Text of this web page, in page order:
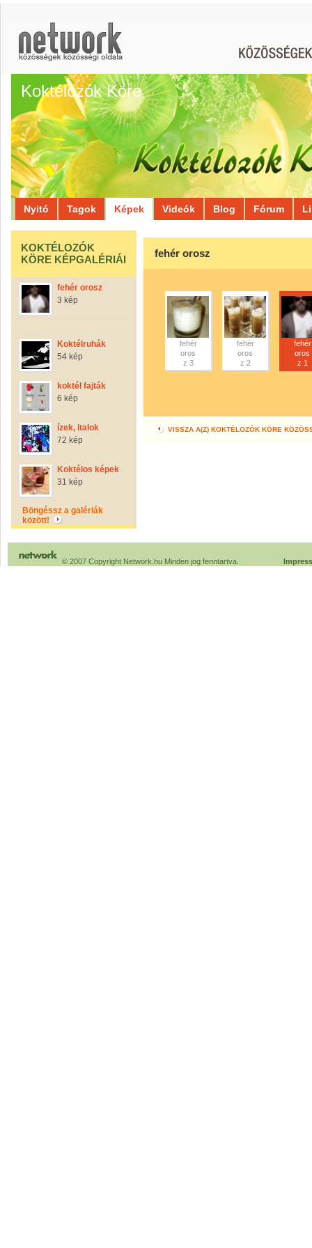
Koktélozók Köre
Nyitó Tagok Képek Videók Blog Fórum
KOKTÉLOZÓK
KÖRE KÉPGALÉRIÁI
fehér orosz
3 kép
Koktélruhák
54 kép
koktél fajták
6 kép
ízek, italok
72 kép
Koktélos képek
31 kép
Böngéssz a galériák
között!
fehér orosz
fehér
oros
z 3
fehér
oros
z 2
fehér
oros
z 1
VISSZA A(Z) KOKTÉLOZÓK KÖRE
© 2007 Copyright Network.hu Minden jog fenntartva.